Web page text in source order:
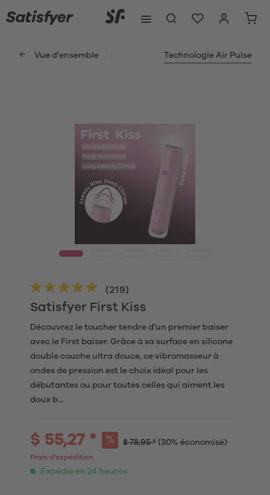
Vue d'ensemble Technologie Air Pulse
Satisfyer First Kiss
(219)
Découvrez le toucher tendre d'un premier baiser
avec le First baiser. Grâce à sa surface en silicone
double couche ultra douce, ce vibromasseur à
ondes de pression est le choix idéal pour les
débutantes ou pour toutes celles qui aiment les
doux b...
$ 55,27 * $ 78,95 * (30% économisé)
Frais d’expédition
Expédié en 24 heures